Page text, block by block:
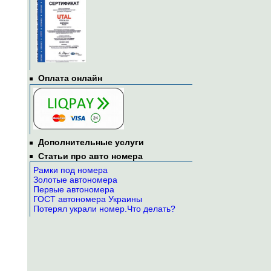
Оплата онлайн
Дополнительные услуги
Статьи про авто номера
Рамки под номера
Золотые автономера
Первые автономера
ГОСТ автономера Украины
Потерял украли номер.Что делать?